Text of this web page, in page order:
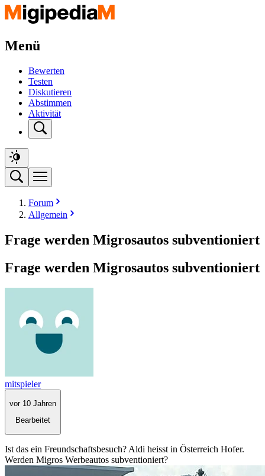
Menü
Bewerten
Testen
Diskutieren
Abstimmen
Aktivität
Forum
Allgemein
Frage werden Migrosautos subventioniert
Frage werden Migrosautos subventioniert
mitspieler
vor 10 Jahren
Bearbeitet
Ist das ein Freundschaftsbesuch? Aldi heisst in Österreich Hofer.
Werden Migros Werbeautos subventioniert?